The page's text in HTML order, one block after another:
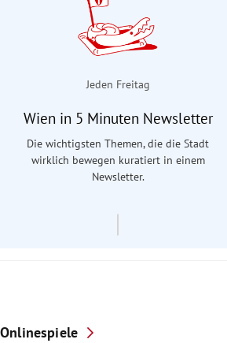
Jeden Freitag
Wien in 5 Minuten Newsletter
Die wichtigsten Themen, die die Stadt
wirklich bewegen kuratiert in einem
Newsletter.
Onlinespiele